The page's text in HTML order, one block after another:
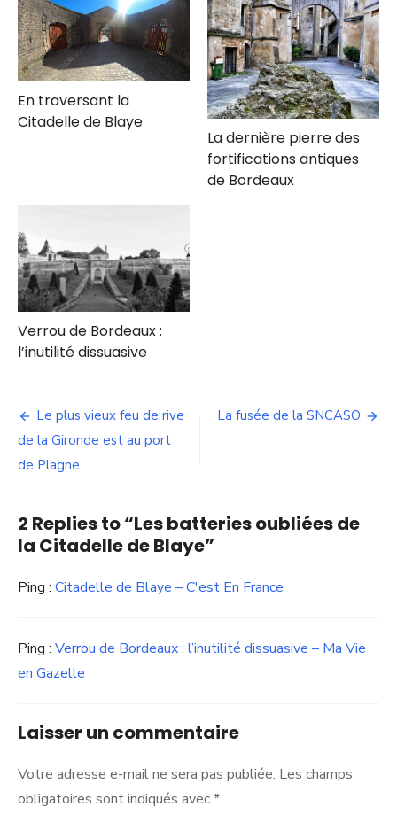
de
Blaye
En traversant la
Citadelle de Blaye
La dernière pierre des
fortifications antiques
de Bordeaux
Verrou de Bordeaux :
l’inutilité dissuasive
Navigation
de
l’article
Le plus vieux feu de rive
de la Gironde est au port
de Plagne
La fusée de la SNCASO
2 Replies to “Les batteries oubliées de
la Citadelle de Blaye”
Ping : Citadelle de Blaye – C'est En France
Ping : Verrou de Bordeaux : l’inutilité dissuasive – Ma Vie
en Gazelle
Laisser un commentaire
Votre adresse e-mail ne sera pas publiée. Les champs
obligatoires sont indiqués avec*